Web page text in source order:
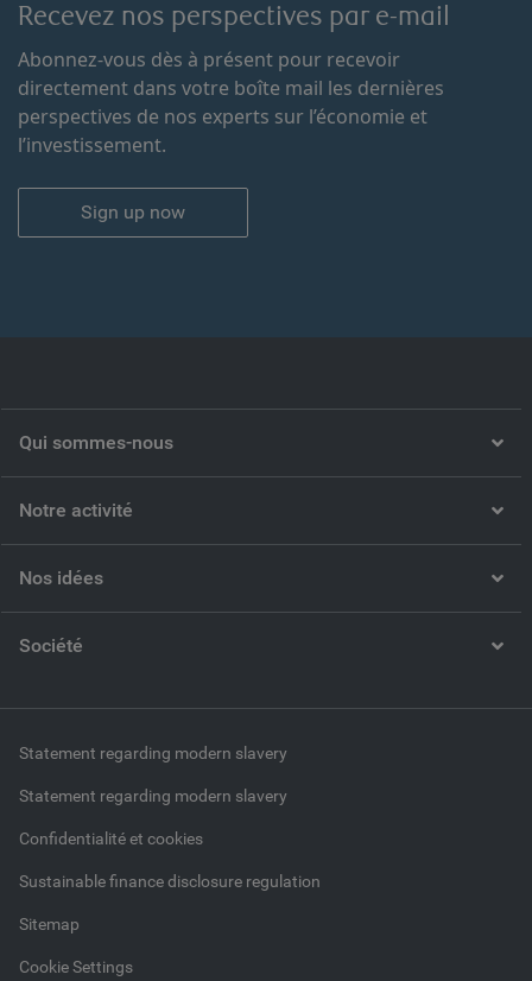
Recevez nos perspectives par e-mail
Abonnez-vous dès à présent pour recevoir
directement dans votre boîte mail les dernières
perspectives de nos experts sur l’économie et
l’investissement.
Sign up now
Qui sommes-nous
Notre activité
Nos idées
Société
Statement regarding modern slavery
Statement regarding modern slavery
Confidentialité et cookies
Sustainable finance disclosure regulation
Sitemap
Cookie Settings